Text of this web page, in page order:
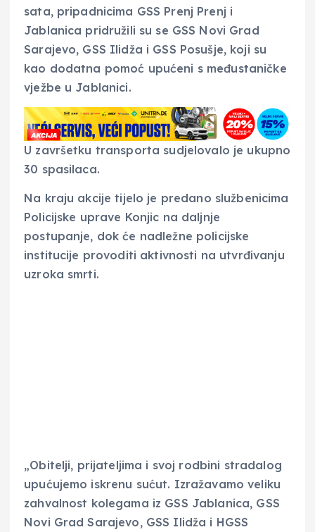
sata, pripadnicima GSS Prenj Prenj i
Jablanica pridružili su se GSS Novi Grad
Sarajevo, GSS Ilidža i GSS Posušje, koji su
kao dodatna pomoć upućeni s međustaničke
vježbe u Jablanici.
U završetku transporta sudjelovalo je ukupno
30 spasilaca.
Na kraju akcije tijelo je predano službenicima
Policijske uprave Konjic na daljnje
postupanje, dok će nadležne policijske
institucije provoditi aktivnosti na utvrđivanju
uzroka smrti.
„Obitelji, prijateljima i svoj rodbini stradalog
upućujemo iskrenu sućut. Izražavamo veliku
zahvalnost kolegama iz GSS Jablanica, GSS
Novi Grad Sarajevo, GSS Ilidža i HGSS